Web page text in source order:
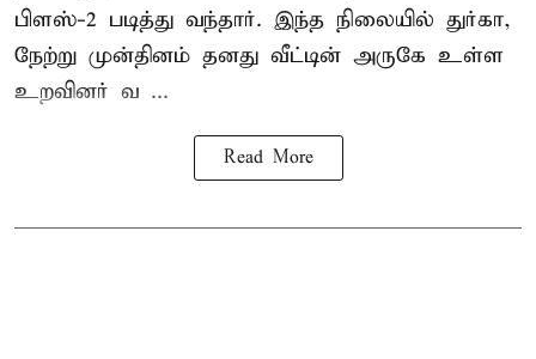
பிளஸ்-2 படித்து வந்தார். இந்த நிலையில் துர்கா,
நேற்று முன்தினம் தனது வீட்டின் அருகே உள்ள
உறவினர் வ ...
Read More